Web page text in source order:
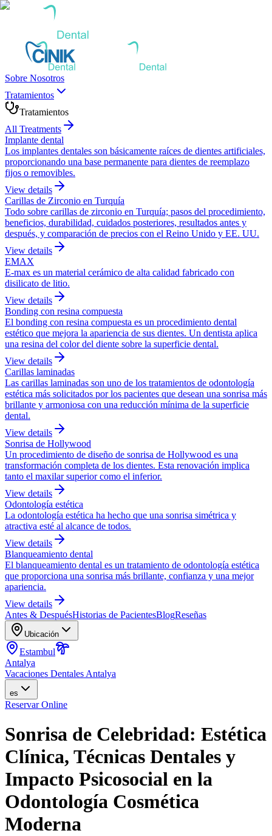
Sobre Nosotros
Tratamientos
Tratamientos
All Treatments
Implante dental
Los implantes dentales son básicamente raíces de dientes artificiales,
proporcionando una base permanente para dientes de reemplazo
fijos o removibles.
View details
Carillas de Zirconio en Turquía
Todo sobre carillas de zirconio en Turquía; pasos del procedimiento,
beneficios, durabilidad, cuidados posteriores, resultados antes y
después, y comparación de precios con el Reino Unido y EE. UU.
View details
EMAX
E-max es un material cerámico de alta calidad fabricado con
disilicato de litio.
View details
Bonding con resina compuesta
El bonding con resina compuesta es un procedimiento dental
estético que mejora la apariencia de sus dientes. Un dentista aplica
una resina del color del diente sobre la superficie dental.
View details
Carillas laminadas
Las carillas laminadas son uno de los tratamientos de odontología
estética más solicitados por los pacientes que desean una sonrisa más
brillante y armoniosa con una reducción mínima de la superficie
dental.
View details
Sonrisa de Hollywood
Un procedimiento de diseño de sonrisa de Hollywood es una
transformación completa de los dientes. Esta renovación implica
tanto el maxilar superior como el inferior.
View details
Odontología estética
La odontología estética ha hecho que una sonrisa simétrica y
atractiva esté al alcance de todos.
View details
Blanqueamiento dental
El blanqueamiento dental es un tratamiento de odontología estética
que proporciona una sonrisa más brillante, confianza y una mejor
apariencia.
View details
Antes & DespuésHistorias de PacientesBlogReseñas
Ubicación
Estambul
Antalya
Vacaciones Dentales Antalya
es
Reservar Online
Sonrisa de Celebridad: Estética
Clínica, Técnicas Dentales y
Impacto Psicosocial en la
Odontología Cosmética
Moderna